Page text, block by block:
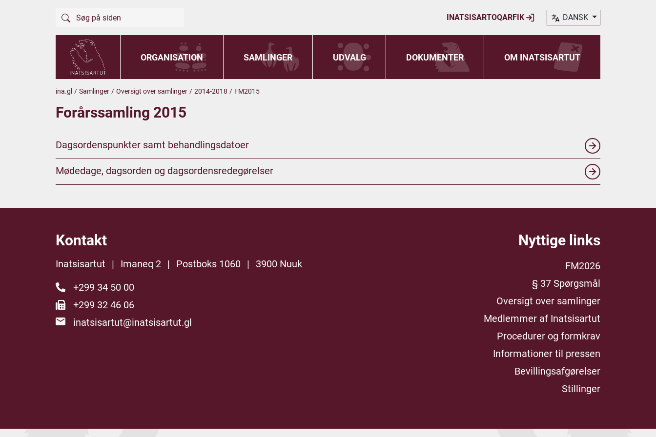
INATSISARTOQARFIK DANSK
ORGANISATION SAMLINGER UDVALG DOKUMENTER OM INATSISARTUT
ina.gl / Samlinger / Oversigt over samlinger / 2014-2018 / FM2015
Forårssamling 2015
Dagsordenspunkter samt behandlingsdatoer
Mødedage, dagsorden og dagsordensredegørelser
Kontakt
Inatsisartut | Imaneq 2 | Postboks 1060 |
3900 Nuuk
+299 34 50 00
+299 32 46 06
inatsisartut@inatsisartut.gl
Nyttige links
FM2026
§ 37 Spørgsmål
Oversigt over samlinger
Medlemmer af Inatsisartut
Procedurer og formkrav
Informationer til pressen
Bevillingsafgørelser
Stillinger